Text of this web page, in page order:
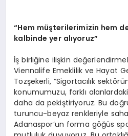
“Hem müşterilerimizin hem
kalbinde yer alıyoruz”
İş birliğine ilişkin
Viennalife Emeklilik ve Hayat
Tozşekerli, “Sigortacılık
konumumuzu, farklı
daha da pekiştiriyoruz. Bu
turuncu-beyaz renkleriyle
Adanaspor’un forma göğüs